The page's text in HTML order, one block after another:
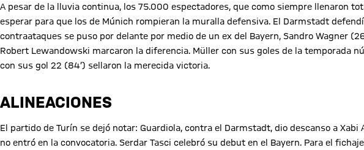
A pesar de la lluvia continua, los 75.000 espectadores, que como siempre llenaron
esperar para que los de Múnich rompieran la muralla defensiva. El Darmstadt
contraataques se puso por delante por medio de un ex del Bayern, Sandro Wagner
Robert Lewandowski marcaron la diferencia. Müller con sus goles de la temporada
con sus gol 22 (84’) sellaron la merecida victoria.
ALINEACIONES
El partido de Turín se dejó notar: Guardiola, contra el Darmstadt, dio descanso a
no entró en la convocatoria. Serdar Tasci celebró su debut en el Bayern. Para el